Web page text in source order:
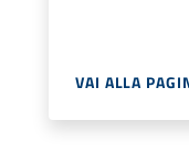
VAI ALLA